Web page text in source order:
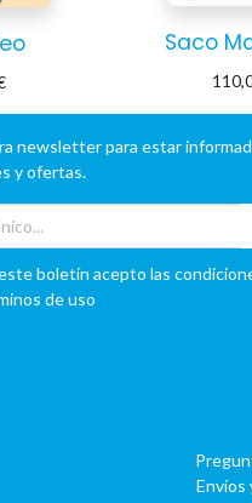
Saco
newsletter para estar
y ofertas.
boletín acepto las
de uso
Envíos